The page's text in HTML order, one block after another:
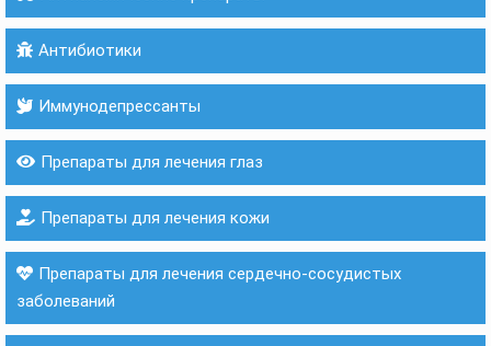
Антибиотики
Иммунодепрессанты
Препараты для лечения глаз
Препараты для лечения кожи
Препараты для лечения сердечно-сосудистых
заболеваний